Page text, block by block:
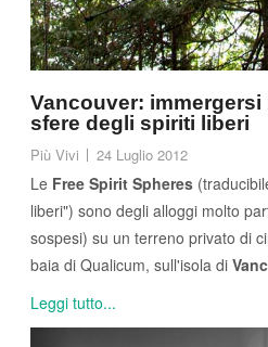
Vancouver:
sfere degli spiriti liberi
Più Vivi 24 Luglio 2012
Le Free Spirit Spheres
liberi") sono degli alloggi molto
sospesi) su un terreno privato di
baia di Qualicum, sull'isola di
Leggi tutto...